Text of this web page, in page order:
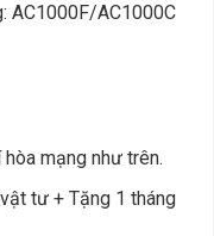
AC1000F/AC1000C
mạng như trên.
tư + Tặng 1 tháng